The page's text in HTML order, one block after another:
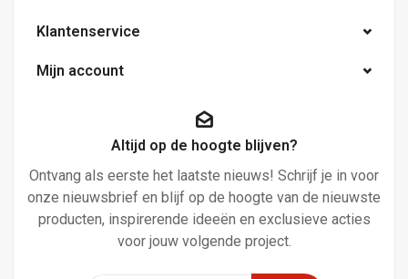
Klantenservice
Mijn account
Altijd op de hoogte blijven?
Ontvang als eerste het laatste nieuws! Schrijf je in voor
onze nieuwsbrief en blijf op de hoogte van de nieuwste
producten, inspirerende ideeën en exclusieve acties
voor jouw volgende project.